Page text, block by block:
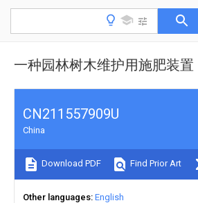
一种园林树木维护用施肥装置
CN211557909U
China
Download PDF Find Prior Art
Other languages English